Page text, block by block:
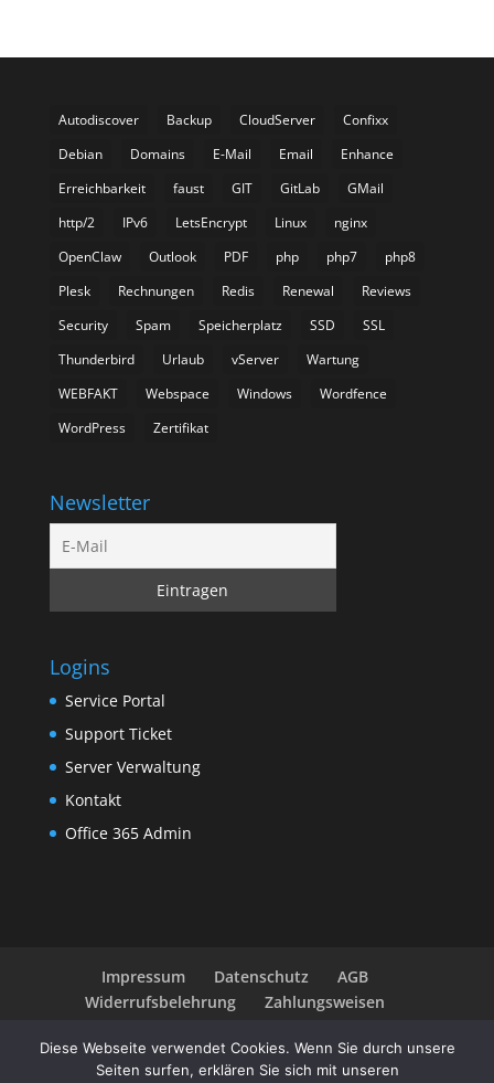
Autodiscover Backup CloudServer
Confixx
Debian
Domains E-Mail Email
Enhance
Erreichbarkeit
faust GIT GitLab
GMail
http/2
IPv6 LetsEncrypt Linux
nginx
OpenClaw
Outlook PDF php php7
php8
Plesk
Rechnungen Redis Renewal
Reviews
Security
Spam Speicherplatz SSD
SSL
Thunderbird
Urlaub vServer
Wartung
WEBFAKT
Webspace Windows
Wordfence
WordPress
Zertifikat
Newsletter
Logins
Service Portal
Support Ticket
Server Verwaltung
Kontakt
Office 365 Admin
Impressum Datenschutz
AGB
Widerrufsbelehrung
Zahlungsweisen
Diese Webseite verwendet Cookies. Wenn Sie durch unsere
Seiten surfen, erklären Sie sich mit unseren